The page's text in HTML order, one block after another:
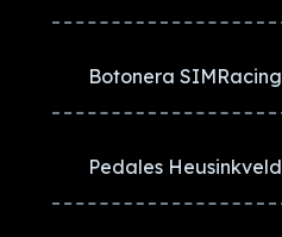
Botonera SIMRacing
Pedales Heusinkveld